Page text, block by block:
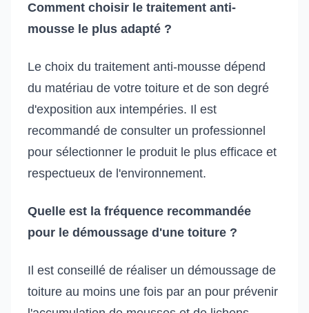
Comment choisir le traitement anti-
mousse le plus adapté ?
Le choix du traitement anti-mousse dépend
du matériau de votre toiture et de son degré
d'exposition aux intempéries. Il est
recommandé de consulter un professionnel
pour sélectionner le produit le plus efficace et
respectueux de l'environnement.
Quelle est la fréquence recommandée
pour le démoussage d'une toiture ?
Il est conseillé de réaliser un démoussage de
toiture au moins une fois par an pour prévenir